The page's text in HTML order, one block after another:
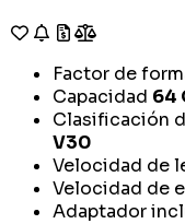
Factor de
Capacidad 64
Clasificación
V30
Velocidad de
Velocidad de
Adaptador